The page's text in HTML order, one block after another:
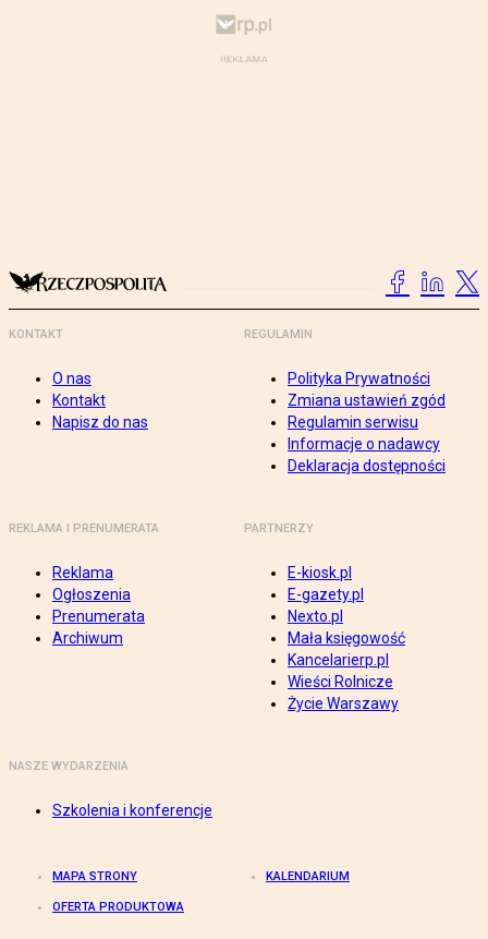
KONTAKT
O nas
Kontakt
Napisz do nas
REGULAMIN
Polityka Prywatności
Zmiana ustawień zgód
Regulamin serwisu
Informacje o nadawcy
Deklaracja dostępności
REKLAMA I PRENUMERATA
Reklama
Ogłoszenia
Prenumerata
Archiwum
PARTNERZY
E-kiosk.pl
E-gazety.pl
Nexto.pl
Mała księgowość
Kancelarierp.pl
Wieści Rolnicze
Życie Warszawy
NASZE WYDARZENIA
Szkolenia i konferencje
MAPA STRONY KALENDARIUM
OFERTA PRODUKTOWA